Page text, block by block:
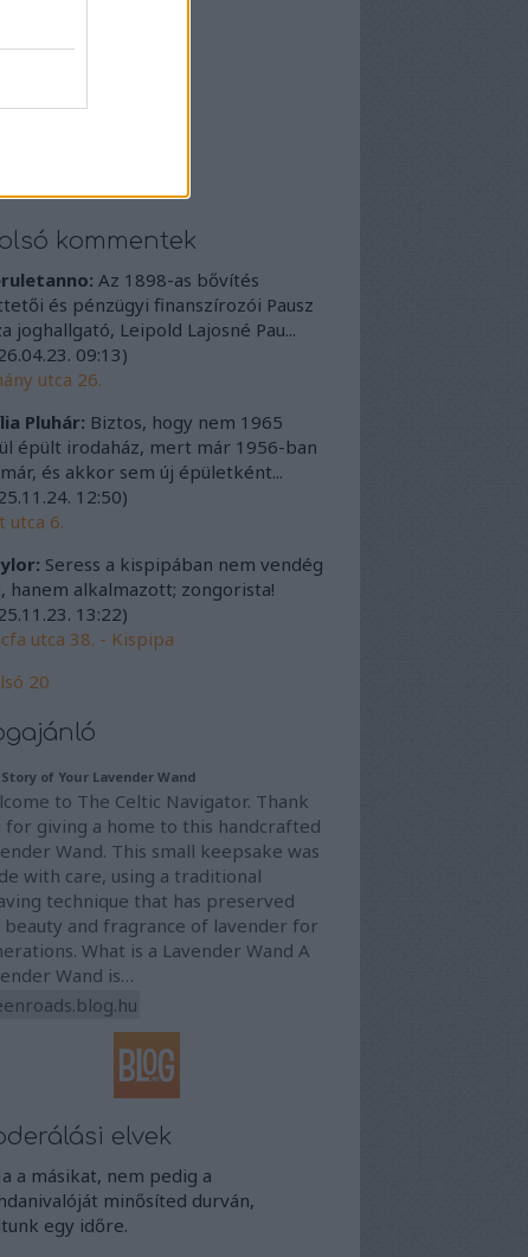
augusztus
...
kommentek
Az 1898-as bővítés
és pénzügyi finanszírozói Pausz
joghallgató, Leipold Lajosné Pau...
09:13)
utca 26.
Pluhár: Biztos, hogy nem 1965
épült irodaház, mert már 1956-ban
és akkor sem új épületként...
12:50)
utca 6.
Seress a kispipában nem vendég
hanem alkalmazott; zongorista!
13:22)
utca 38. - Kispipa
20
of Your Lavender Wand
to The Celtic Navigator. Thank
for giving a home to this handcrafted
Wand. This small keepsake was
with care, using a traditional
technique that has preserved
beauty and fragrance of lavender for
What is a Lavender Wand A
Wand is…
elvek
a másikat, nem pedig a
minősíted durván,
egy időre.